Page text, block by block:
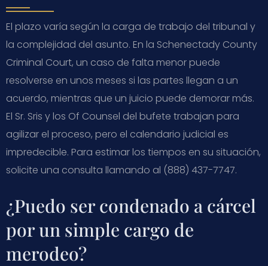
El plazo varía según la carga de trabajo del tribunal y
la complejidad del asunto. En la Schenectady County
Criminal Court, un caso de falta menor puede
resolverse en unos meses si las partes llegan a un
acuerdo, mientras que un juicio puede demorar más.
El Sr. Sris y los Of Counsel del bufete trabajan para
agilizar el proceso, pero el calendario judicial es
impredecible. Para estimar los tiempos en su situación,
solicite una consulta llamando al (888) 437-7747.
¿Puedo ser condenado a cárcel
por un simple cargo de
merodeo?